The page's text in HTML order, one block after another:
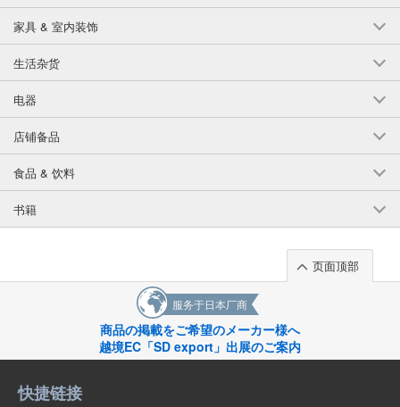
家具 & 室内装饰
生活杂货
电器
店铺备品
食品 & 饮料
书籍
页面顶部
服务于日本厂商
商品の掲載をご希望のメーカー様へ
越境EC「SD export」出展のご案内
快捷链接